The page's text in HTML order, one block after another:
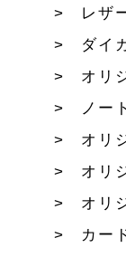
レザ
ダイ
オリ
ノー
オリ
オリ
オリ
カー